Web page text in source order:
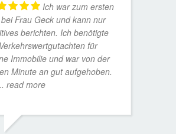
Ich war zum ersten
Frau Geck und kann nur
berichten. Ich benötigte
für
Immobilie und war von der
Minute an gut aufgehoben.
read more